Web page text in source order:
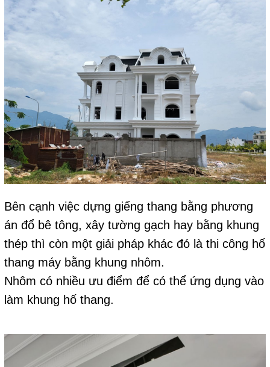
Bên cạnh việc dựng giếng thang bằng phương
án đổ bê tông, xây tường gạch hay bằng khung
thép thì còn một giải pháp khác đó là thi công hố
thang máy bằng khung nhôm.
Nhôm có nhiều ưu điểm để có thể ứng dụng vào
làm khung hố thang.